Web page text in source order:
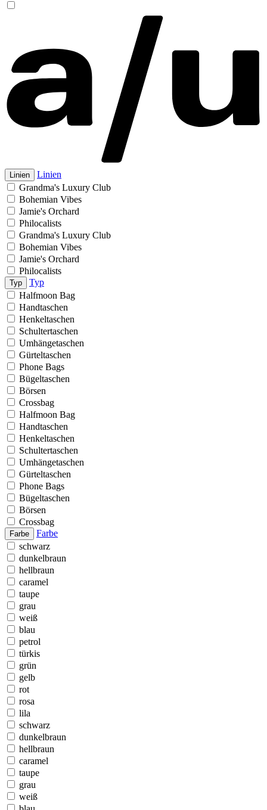
Linien
Linien
Grandma's Luxury Club
Bohemian Vibes
Jamie's Orchard
Philocalists
Grandma's Luxury Club
Bohemian Vibes
Jamie's Orchard
Philocalists
Typ
Typ
Halfmoon Bag
Handtaschen
Henkeltaschen
Schultertaschen
Umhängetaschen
Gürteltaschen
Phone Bags
Bügeltaschen
Börsen
Crossbag
Halfmoon Bag
Handtaschen
Henkeltaschen
Schultertaschen
Umhängetaschen
Gürteltaschen
Phone Bags
Bügeltaschen
Börsen
Crossbag
Farbe
Farbe
schwarz
dunkelbraun
hellbraun
caramel
taupe
grau
weiß
blau
petrol
türkis
grün
gelb
rot
rosa
lila
schwarz
dunkelbraun
hellbraun
caramel
taupe
grau
weiß